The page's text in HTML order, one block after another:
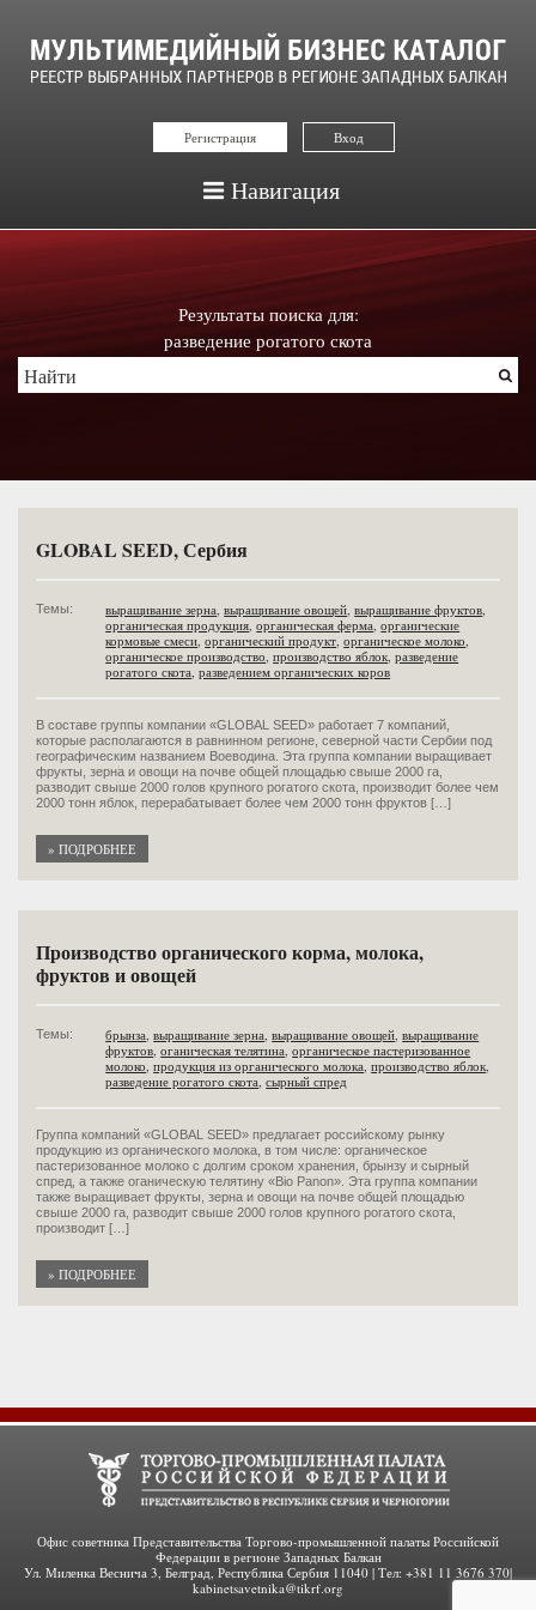
Регистрация Вход
Навигация
Результаты поиска для:
разведение рогатого скота
GLOBAL SEED, Сербия
Темы: выращивание зерна,выращивание овощей,выращивание фруктов,
органическая продукция,органическая ферма,органические
кормовые смеси,органический продукт,органическое молоко,
органическое производство,производство яблок,разведение
рогатого скота,разведением органических коров
В составе группы компании «GLOBAL SEED» работаeт 7 компаний,
которые располагаются в равнинном регионе, северной части Сербии под
географическим названием Воеводина. Эта группа компании выращивает
фрукты, зерна и овощи на почве общей площадью свыше 2000 га,
разводит свыше 2000 голов крупного рогатого скота, производит более чем
2000 тонн яблок, перерабатывает более чем 2000 тонн фруктов […]
» ПОДРОБНЕЕ
Производство органического корма, молока,
фруктов и овощей
Темы: брынза,выращивание зерна,выращивание овощей,выращивание
фруктов,оганическая телятина,органическое пастеризованное
молоко,продукция из органического молока,производство яблок,
разведение рогатого скота,сырный спред
Группа компаний «GLOBAL SEED» предлагает российскому рынку
продукцию из органического молока, в том числе: органическое
пастеризованное молоко с долгим сроком хранения, брынзу и сырный
спред, а также оганическую телятину «Bio Panon». Эта группа компании
также выращивает фрукты, зерна и овощи на почве общей площадью
свыше 2000 га, разводит свыше 2000 голов крупного рогатого скота,
производит […]
» ПОДРОБНЕЕ
Офис советника Представительства Торгово-промышленной палаты Российской
Федерации в регионе Западных Балкан
Ул. Миленка Веснича 3, Белград, Республика Сербия 11040 | Тел: +381 11 3676 370|
kabinetsavetnika@tikrf.org